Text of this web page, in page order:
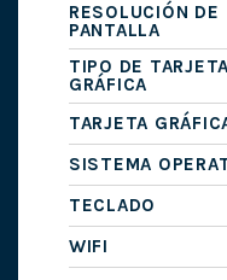
RESOLUCIÓN DE
PANTALLA
TIPO DE TARJETA
GRÁFICA
TARJETA
SISTEMA
TECLADO
WIFI